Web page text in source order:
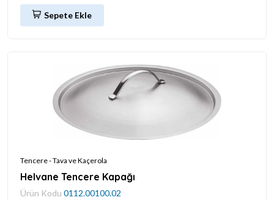
Sepete Ekle
Tencere - Tava ve Kaçerola
Helvane Tencere Kapağı
Ürün Kodu 0112.00100.02